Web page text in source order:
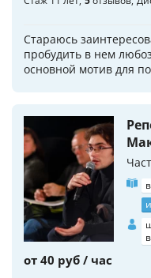
Стараюсь
пробудить в нем
основной мотив для
от 40 руб / час